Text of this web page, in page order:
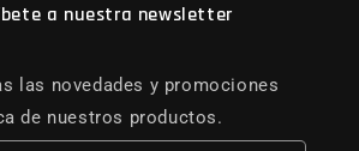
a nuestra newsletter
las novedades y promociones
de nuestros productos.